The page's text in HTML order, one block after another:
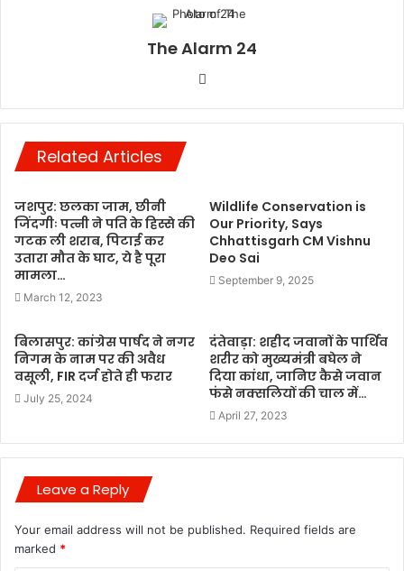
The Alarm 24
Website
Related Articles
जशपुर: छलका जाम, छीनी
जिंदगीः पत्नी ने पति के हिस्से की
गटक ली शराब, पिटाई कर
उतारा मौत के घाट, ये है पूरा
मामला…
March 12, 2023
Wildlife Conservation is
Our Priority, Says
Chhattisgarh CM Vishnu
Deo Sai
September 9, 2025
बिलासपुर: कांग्रेस पार्षद ने नगर
निगम के नाम पर की अवैध
वसूली, FIR दर्ज होते ही फरार
July 25, 2024
दंतेवाड़ा: शहीद जवानों के पार्थिव
शरीर को मुख्यमंत्री बघेल ने
दिया कांधा, जानिए कैसे जवान
फंसे नक्सलियों की चाल में…
April 27, 2023
Leave a Reply
Your email address will not be published. Required fields are
marked *